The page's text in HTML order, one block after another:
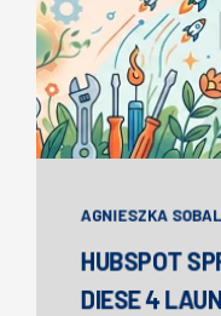
AGNIESZKA
HUBSPOT
DIESE 4